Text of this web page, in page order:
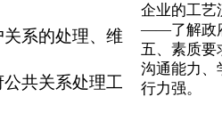
系的处理、维
共关系处理工
企业的工艺
——了解政
五、素质要
沟通能力、
行力强。